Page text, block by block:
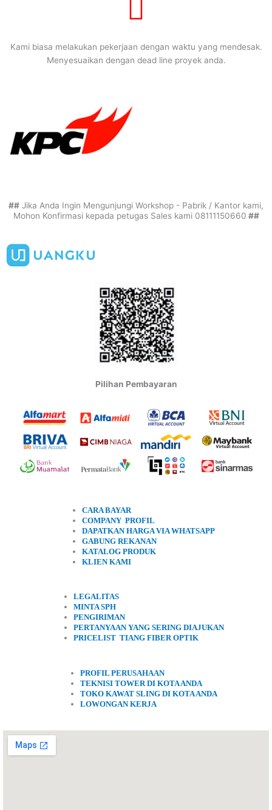
Kami biasa melakukan pekerjaan dengan waktu yang mendesak.
Menyesuaikan dengan dead line proyek anda.
## Jika Anda Ingin Mengunjungi Workshop - Pabrik / Kantor kami,
Mohon Konfirmasi kepada petugas Sales kami 08111150660 ##
Pilihan Pembayaran
CARA BAYAR
COMPANY PROFIL
DAPATKAN HARGA VIA WHATSAPP
GABUNG REKANAN
KATALOG PRODUK
KLIEN KAMI
LEGALITAS
MINTA SPH
PENGIRIMAN
PERTANYAAN YANG SERING DIAJUKAN
PRICELIST TIANG FIBER OPTIK
PROFIL PERUSAHAAN
TEKNISI TOWER DI KOTA ANDA
TOKO KAWAT SLING DI KOTA ANDA
LOWONGAN KERJA